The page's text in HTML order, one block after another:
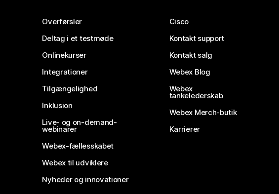
Overførsler
Deltag i et testmøde
Onlinekurser
Integrationer
Tilgængelighed
Inklusion
Live- og on-demand-
webinarer
Webex-fællesskabet
Webex til udviklere
Nyheder og innovationer
Cisco
Kontakt support
Kontakt salg
Webex Blog
Webex
tankelederskab
Webex Merch-butik
Karrierer